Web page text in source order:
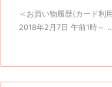
＜お買い物履歴(カード利
2018年2月7日 午前1時～